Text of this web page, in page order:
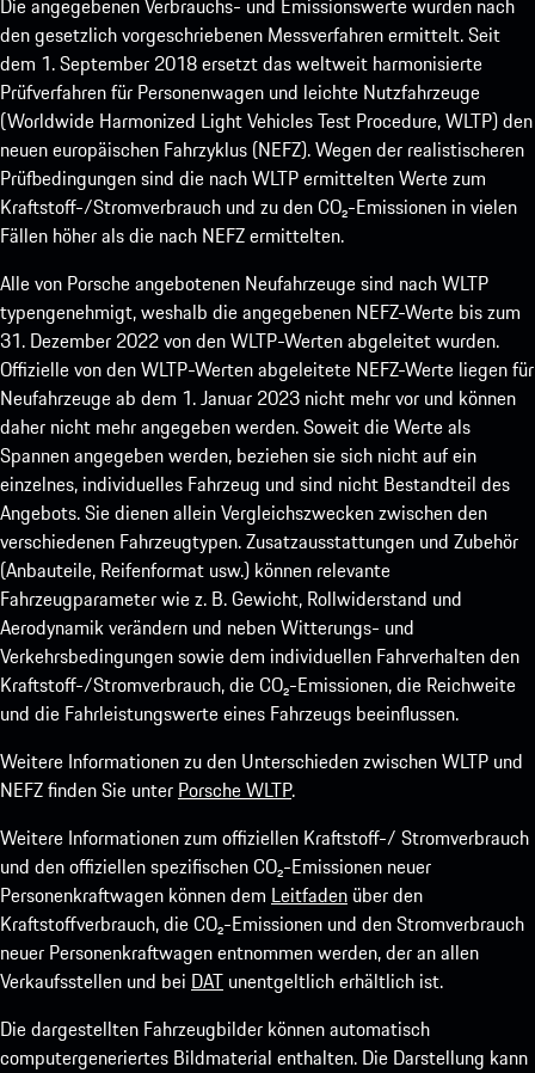
Die angegebenen Verbrauchs- und Emissionswerte wurden nach
den gesetzlich vorgeschriebenen Messverfahren ermittelt. Seit
dem 1. September 2018 ersetzt das weltweit harmonisierte
Prüfverfahren für Personenwagen und leichte Nutzfahrzeuge
(Worldwide Harmonized Light Vehicles Test Procedure, WLTP) den
neuen europäischen Fahrzyklus (NEFZ). Wegen der realistischeren
Prüfbedingungen sind die nach WLTP ermittelten Werte zum
Kraftstoff-/Stromverbrauch und zu den CO₂-Emissionen in vielen
Fällen höher als die nach NEFZ ermittelten.
Alle von Porsche angebotenen Neufahrzeuge sind nach WLTP
typengenehmigt, weshalb die angegebenen NEFZ-Werte bis zum
31. Dezember 2022 von den WLTP-Werten abgeleitet wurden.
Offizielle von den WLTP-Werten abgeleitete NEFZ-Werte liegen für
Neufahrzeuge ab dem 1. Januar 2023 nicht mehr vor und können
daher nicht mehr angegeben werden. Soweit die Werte als
Spannen angegeben werden, beziehen sie sich nicht auf ein
einzelnes, individuelles Fahrzeug und sind nicht Bestandteil des
Angebots. Sie dienen allein Vergleichszwecken zwischen den
verschiedenen Fahrzeugtypen. Zusatzausstattungen und Zubehör
(Anbauteile, Reifenformat usw.) können relevante
Fahrzeugparameter wie z. B. Gewicht, Rollwiderstand und
Aerodynamik verändern und neben Witterungs- und
Verkehrsbedingungen sowie dem individuellen Fahrverhalten den
Kraftstoff-/Stromverbrauch, die CO₂-Emissionen, die Reichweite
und die Fahrleistungswerte eines Fahrzeugs beeinflussen.
Weitere Informationen zu den Unterschieden zwischen WLTP und
NEFZ finden Sie unter Porsche WLTP.
Weitere Informationen zum offiziellen Kraftstoff-/ Stromverbrauch
und den offiziellen spezifischen CO₂-Emissionen neuer
Personenkraftwagen können dem Leitfaden über den
Kraftstoffverbrauch, die CO₂-Emissionen und den Stromverbrauch
neuer Personenkraftwagen entnommen werden, der an allen
Verkaufsstellen und bei DAT unentgeltlich erhältlich ist.
Die dargestellten Fahrzeugbilder können automatisch
computergeneriertes Bildmaterial enthalten. Die Darstellung kann